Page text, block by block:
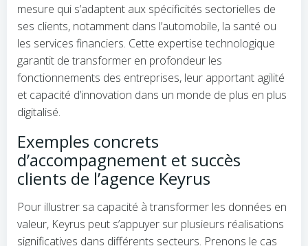
mesure qui s’adaptent aux spécificités sectorielles de
ses clients, notamment dans l’automobile, la santé ou
les services financiers. Cette expertise technologique
garantit de transformer en profondeur les
fonctionnements des entreprises, leur apportant agilité
et capacité d’innovation dans un monde de plus en plus
digitalisé.
Exemples concrets
d’accompagnement et succès
clients de l’agence Keyrus
Pour illustrer sa capacité à transformer les données en
valeur, Keyrus peut s’appuyer sur plusieurs réalisations
significatives dans différents secteurs. Prenons le cas